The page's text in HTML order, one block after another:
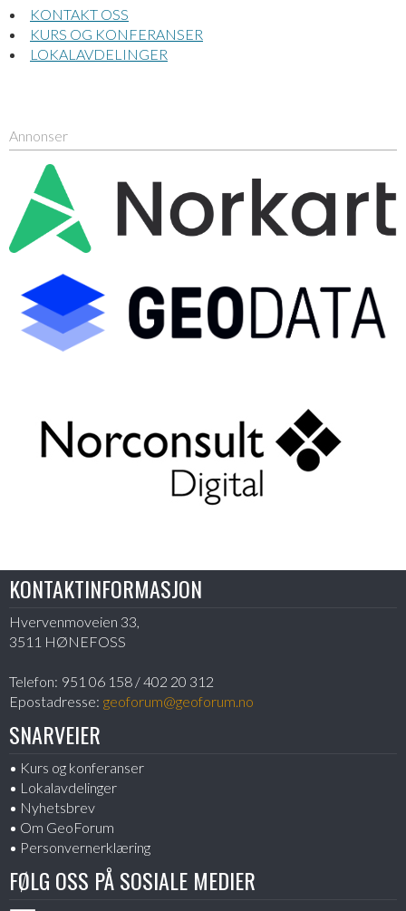
KONTAKT OSS
KURS OG KONFERANSER
LOKALAVDELINGER
Annonser
KONTAKTINFORMASJON
Hvervenmoveien 33,
3511 HØNEFOSS
Telefon: 951 06 158 / 402 20 312
Epostadresse: geoforum@geoforum.no
SNARVEIER
Kurs og konferanser
Lokalavdelinger
Nyhetsbrev
Om GeoForum
Personvernerklæring
FØLG OSS PÅ SOSIALE MEDIER